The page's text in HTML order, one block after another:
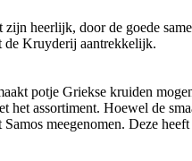
heerlijk, door de goede
de Kruyderij aantrekkelijk.
potje Griekse kruiden
het assortiment. Hoewel de
meegenomen. Deze